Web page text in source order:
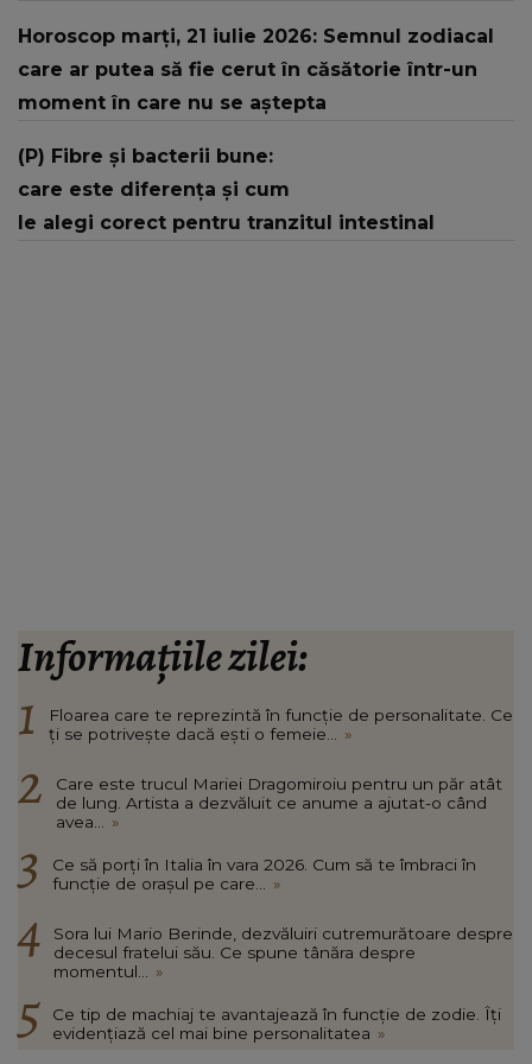
Horoscop marți, 21 iulie 2026: Semnul zodiacal
care ar putea să fie cerut în căsătorie într-un
moment în care nu se aștepta
(P) Fibre și bacterii bune:
care este diferența și cum
le alegi corect pentru tranzitul intestinal
Informațiile zilei:
Floarea care te reprezintă în funcție de personalitate. Ce
ți se potrivește dacă ești o femeie...
»
Care este trucul Mariei Dragomiroiu pentru un păr atât
de lung. Artista a dezvăluit ce anume a ajutat-o când
avea...
»
Ce să porți în Italia în vara 2026. Cum să te îmbraci în
funcție de orașul pe care...
»
Sora lui Mario Berinde, dezvăluiri cutremurătoare despre
decesul fratelui său. Ce spune tânăra despre
momentul...
»
Ce tip de machiaj te avantajează în funcție de zodie. Îți
evidențiază cel mai bine personalitatea »